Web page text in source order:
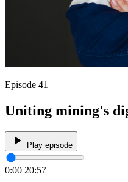
Episode 41
Uniting mining's
Play episode
0:00 20:57